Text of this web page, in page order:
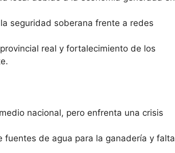
seguridad soberana frente a redes
real y fortalecimiento de los
nacional, pero enfrenta una crisis
fuentes de agua para la ganadería y falta